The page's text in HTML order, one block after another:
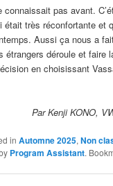
connaissait pas avant.
était très réconfortante et
Aussi ça nous a
étrangers déroule et faire
en choisissant
Par Kenji KONO,
inAutomne 2025,Non
Program Assistant.